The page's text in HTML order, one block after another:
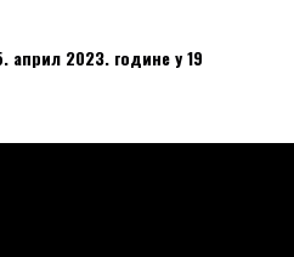
април 2023. године у 19